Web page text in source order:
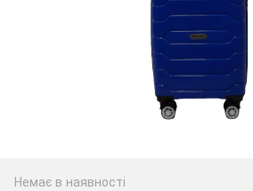
Немає в наявності